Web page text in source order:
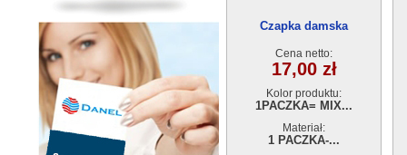
Czapka damska
Cena netto:
17,00 zł
Kolor produktu:
1PACZKA= MIX...
Materiał:
1 PACZKA-...